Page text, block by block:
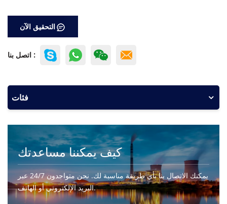
التحقيق الآن
اتصل بنا :
فئات
كيف يمكننا مساعدتك
يمكنك الاتصال بنا بأي طريقة مناسبة لك. نحن متواجدون 24/7 عبر
البريد الإلكتروني أو الهاتف.